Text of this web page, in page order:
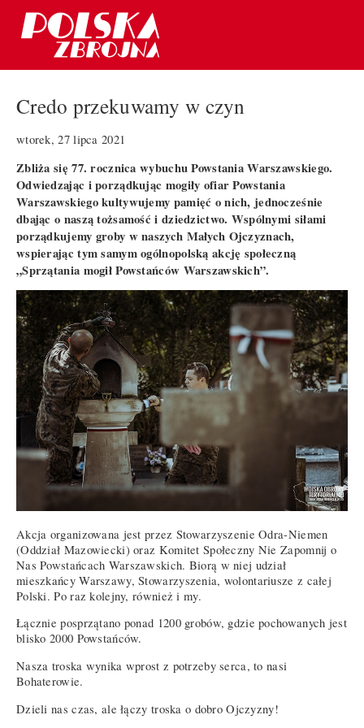
Credo przekuwamy w czyn
wtorek, 27 lipca 2021
Zbliża się 77. rocznica wybuchu Powstania Warszawskiego.
Odwiedzając i porządkując mogiły ofiar Powstania
Warszawskiego kultywujemy pamięć o nich, jednocześnie
dbając o naszą tożsamość i dziedzictwo. Wspólnymi siłami
porządkujemy groby w naszych Małych Ojczyznach,
wspierając tym samym ogólnopolską akcję społeczną
„Sprzątania mogił Powstańców Warszawskich”.
Akcja organizowana jest przez Stowarzyszenie Odra-Niemen
(Oddział Mazowiecki) oraz Komitet Społeczny Nie Zapomnij o
Nas Powstańcach Warszawskich. Biorą w niej udział
mieszkańcy Warszawy, Stowarzyszenia, wolontariusze z całej
Polski. Po raz kolejny, również i my.
Łącznie posprzątano ponad 1200 grobów, gdzie pochowanych jest
blisko 2000 Powstańców.
Nasza troska wynika wprost z potrzeby serca, to nasi
Bohaterowie.
Dzieli nas czas, ale łączy troska o dobro Ojczyzny!